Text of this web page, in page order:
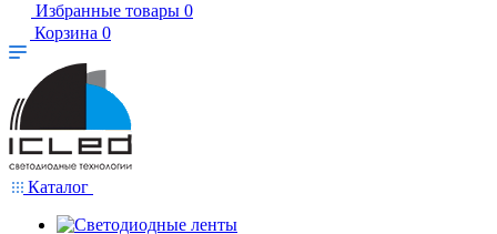
Избранные товары 0
Корзина 0
Каталог